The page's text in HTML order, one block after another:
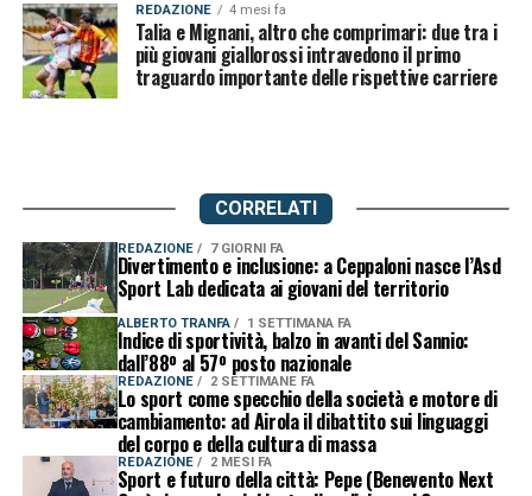
REDAZIONE 4 mesi fa
Talia e Mignani, altro che comprimari: due tra i
più giovani giallorossi intravedono il primo
traguardo importante delle rispettive carriere
CORRELATI
REDAZIONE 7 GIORNI FA
Divertimento e inclusione: a Ceppaloni nasce l’Asd
Sport Lab dedicata ai giovani del territorio
ALBERTO TRANFA 1 SETTIMANA FA
Indice di sportività, balzo in avanti del Sannio:
dall’88º al 57º posto nazionale
REDAZIONE 2 SETTIMANE FA
Lo sport come specchio della società e motore di
cambiamento: ad Airola il dibattito sui linguaggi
del corpo e della cultura di massa
REDAZIONE 2 MESI FA
Sport e futuro della città: Pepe (Benevento Next